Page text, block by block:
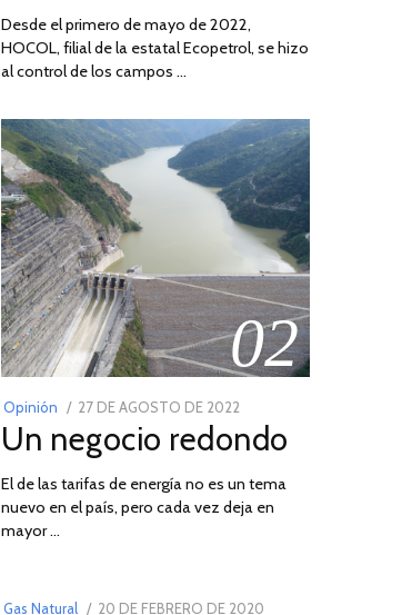
Desde el primero de mayo de 2022,
HOCOL, filial de la estatal Ecopetrol, se hizo
al control de los campos …
02
Opinión
POSTED
ON
27 DE AGOSTO DE 2022
DE
DE
2022
Un negocio redondo
El de las tarifas de energía no es un tema
nuevo en el país, pero cada vez deja en
mayor …
Gas Natural
POSTED
20 DE FEBRERO DE 2020